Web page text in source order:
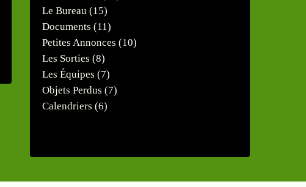
Le Bureau (15)
Documents (11)
Petites Annonces (10)
Les Sorties (8)
Les Équipes (7)
Objets Perdus (7)
Calendriers (6)